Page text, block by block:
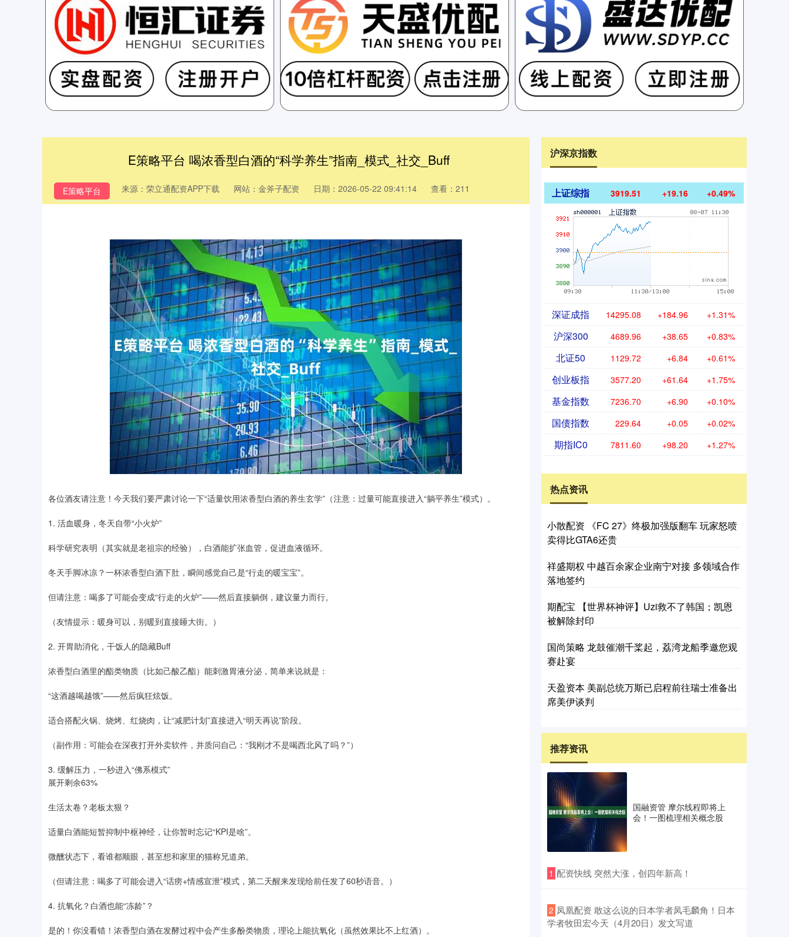
E策略平台 喝浓香型白酒的“科学养生”指南_模式_社交_Buff
E策略平台 来源：荣立通配资APP下载 网站：金斧子配资 日期：2026-05-22 09:41:14 查看：211
各位酒友请注意！今天我们要严肃讨论一下“适量饮用浓香型白酒的养生玄学”（注意：过量可能直接进入“躺平养生”模式）。
1. 活血暖身，冬天自带“小火炉”
科学研究表明（其实就是老祖宗的经验），白酒能扩张血管，促进血液循环。
冬天手脚冰凉？一杯浓香型白酒下肚，瞬间感觉自己是“行走的暖宝宝”。
但请注意：喝多了可能会变成“行走的火炉”——然后直接躺倒，建议量力而行。
（友情提示：暖身可以，别暖到直接睡大街。）
2. 开胃助消化，干饭人的隐藏Buff
浓香型白酒里的酯类物质（比如己酸乙酯）能刺激胃液分泌，简单来说就是：
“这酒越喝越饿”——然后疯狂炫饭。
适合搭配火锅、烧烤、红烧肉，让“减肥计划”直接进入“明天再说”阶段。
（副作用：可能会在深夜打开外卖软件，并质问自己：“我刚才不是喝西北风了吗？”）
3. 缓解压力，一秒进入“佛系模式”
展开剩余63%
生活太卷？老板太狠？
适量白酒能短暂抑制中枢神经，让你暂时忘记“KPI是啥”。
微醺状态下，看谁都顺眼，甚至想和家里的猫称兄道弟。
（但请注意：喝多了可能会进入“话痨+情感宣泄”模式，第二天醒来发现给前任发了60秒语音。）
4. 抗氧化？白酒也能“冻龄”？
是的！你没看错！浓香型白酒在发酵过程中会产生多酚类物质，理论上能抗氧化（虽然效果比不上红酒）。
沪深京指数
上证综指 3919.51 +19.16 +0.49%
深证成指 14295.08 +184.96 +1.31%
沪深300 4689.96 +38.65 +0.83%
北证50 1129.72 +6.84 +0.61%
创业板指 3577.20 +61.64 +1.75%
基金指数 7236.70 +6.90 +0.10%
国债指数 229.64 +0.05 +0.02%
期指IC0 7811.60 +98.20 +1.27%
热点资讯
小散配资 《FC 27》终极加强版翻车 玩家怒喷
卖得比GTA6还贵
祥盛期权 中越百余家企业南宁对接 多领域合作
落地签约
期配宝 【世界杯神评】Uzi救不了韩国；凯恩
被解除封印
国尚策略 龙鼓催潮千桨起，荔湾龙船季邀您观
赛赴宴
天盈资本 美副总统万斯已启程前往瑞士准备出
席美伊谈判
推荐资讯
国融资管 摩尔线程即将上
会！一图梳理相关概念股
1 ​配资快线 突然大涨，创四年新高！
2 ​凤凰配资 敢这么说的日本学者凤毛麟角！日本
学者牧田宏今天（4月20日）发文写道